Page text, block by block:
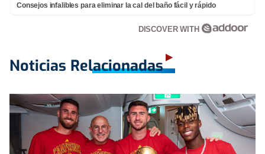
Consejos infalibles para eliminar la cal del baño fácil y rápido
DISCOVER WITH
Noticias Relacionadas